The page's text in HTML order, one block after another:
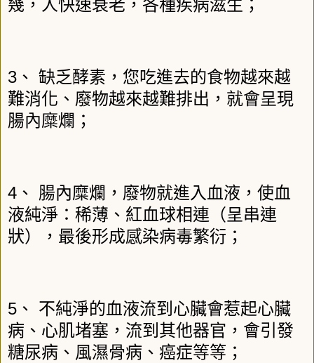
幾，人快速衰老，各種疾病滋生；
3 、 缺乏酵素，您吃進去的食物越來越
難消化、廢物越來越難排出，就會呈現
腸內糜爛；
4 、
腸內糜爛，廢物就進入血液，使血
液純淨：稀薄、紅血球相連（呈串連
狀），最後形成感染病毒繁衍；
5 、
不純淨的血液流到心臟會惹起心臟
病、心肌堵塞，流到其他器官，會引發
糖尿病、風濕骨病、癌症等等；